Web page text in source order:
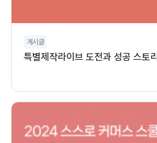
게시글
특별제작라이브 도전과 성공 스토리